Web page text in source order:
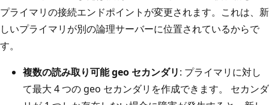
プライマリの接続エンドポイントが変更されます。これは、新
しいプライマリが別の論理サーバーに位置されているからで
す。
複数の読み取り可能 geo セカンダリ: プライマリに対し
て最大 4 つの geo セカンダリを作成できます。 セカンダ